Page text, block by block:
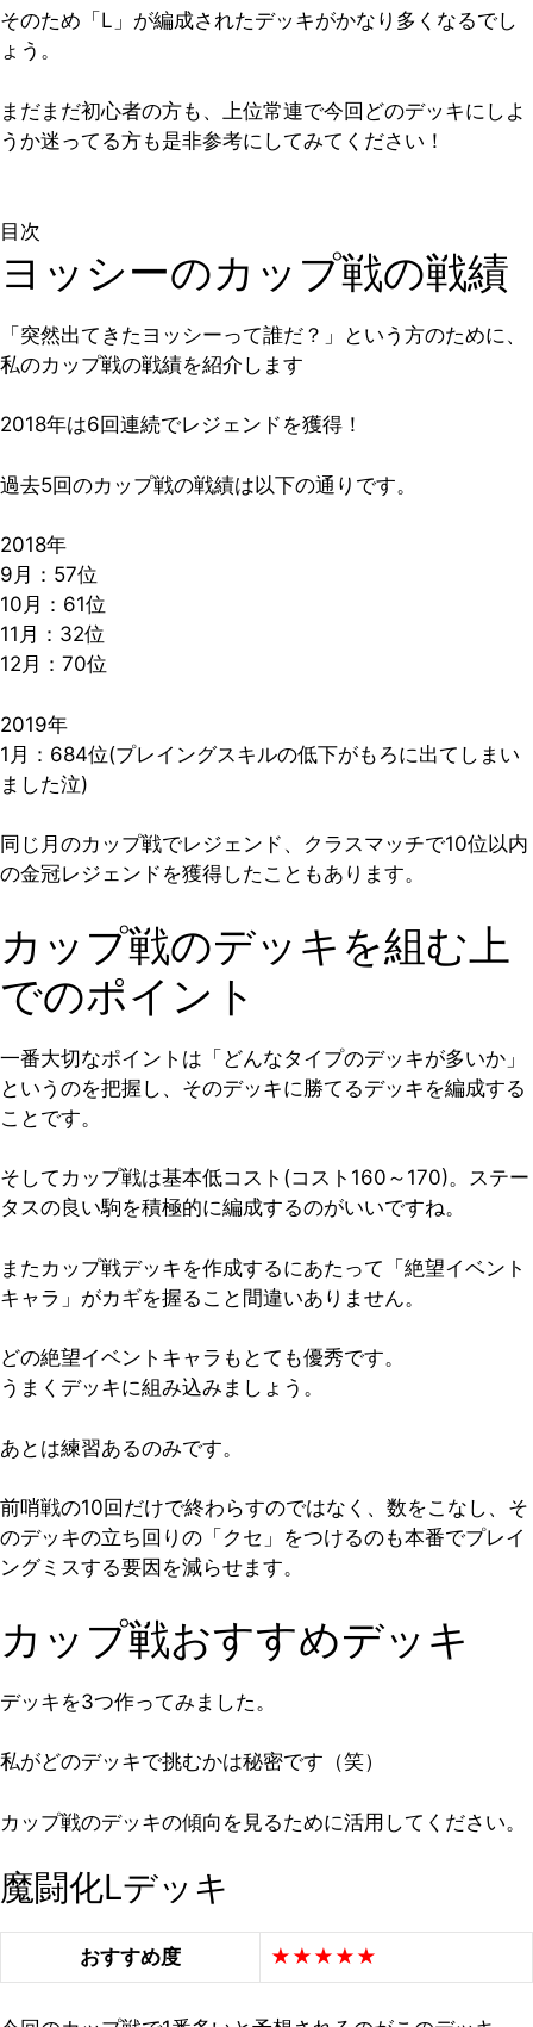
そのため「L」が編成されたデッキがかなり多くなるでし
ょう。
まだまだ初心者の方も、上位常連で今回どのデッキにしよ
うか迷ってる方も是非参考にしてみてください！
目次
ヨッシーのカップ戦の戦績
「突然出てきたヨッシーって誰だ？」という方のために、
私のカップ戦の戦績を紹介します
2018年は6回連続でレジェンドを獲得！
過去5回のカップ戦の戦績は以下の通りです。
2018年
9月： 57位
10月： 61位
11月： 32位
12月： 70位
2019年
1月：684位(プレイングスキルの低下がもろに出てしまい
ました泣)
同じ月のカップ戦でレジェンド、クラスマッチで10位以内
の金冠レジェンドを獲得したこともあります。
カップ戦のデッキを組む上
でのポイント
一番大切なポイントは「どんなタイプのデッキが多いか」
というのを把握し、そのデッキに勝てるデッキを編成する
ことです。
そしてカップ戦は基本低コスト(コスト160～170)。ステー
タスの良い駒を積極的に編成するのがいいですね。
またカップ戦デッキを作成するにあたって 「絶望イベント
キャラ」 がカギを握ること間違いありません。
どの絶望イベントキャラもとても優秀です。
うまくデッキに組み込みましょう。
あとは練習あるのみです。
前哨戦の10回だけで終わらすのではなく、数をこなし、そ
のデッキの立ち回りの「クセ」をつけるのも本番でプレイ
ングミスする要因を減らせます。
カップ戦おすすめデッキ
デッキを3つ作ってみました。
私がどのデッキで挑むかは秘密です（笑）
カップ戦のデッキの傾向を見るために活用してください。
魔闘化Lデッキ
おすすめ度 ★★★★★